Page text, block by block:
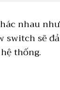
nhau
switch sẽ
thống.